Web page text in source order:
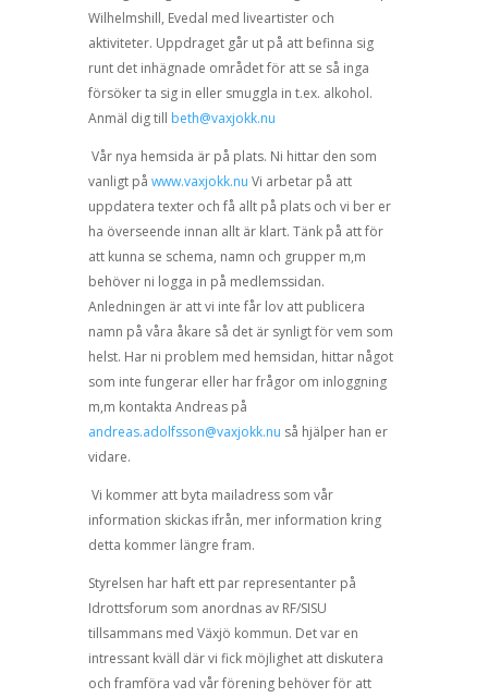
Wilhelmshill, Evedal med liveartister och
aktiviteter. Uppdraget går ut på att befinna sig
runt det inhägnade området för att se så inga
försöker ta sig in eller smuggla in t.ex. alkohol.
Anmäl dig till beth@vaxjokk.nu
Vår nya hemsida är på plats. Ni hittar den som
vanligt på www.vaxjokk.nu Vi arbetar på att
uppdatera texter och få allt på plats och vi ber er
ha överseende innan allt är klart. Tänk på att för
att kunna se schema, namn och grupper m,m
behöver ni logga in på medlemssidan.
Anledningen är att vi inte får lov att publicera
namn på våra åkare så det är synligt för vem som
helst. Har ni problem med hemsidan, hittar något
som inte fungerar eller har frågor om inloggning
m,m kontakta Andreas på
andreas.adolfsson@vaxjokk.nu så hjälper han er
vidare.
Vi kommer att byta mailadress som vår
information skickas ifrån, mer information kring
detta kommer längre fram.
Styrelsen har haft ett par representanter på
Idrottsforum som anordnas av RF/SISU
tillsammans med Växjö kommun. Det var en
intressant kväll där vi fick möjlighet att diskutera
och framföra vad vår förening behöver för att